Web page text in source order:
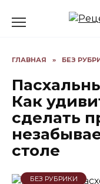
ГЛАВНАЯ » БЕЗ
Как
сделать
столе
БЕЗ РУБРИКИ